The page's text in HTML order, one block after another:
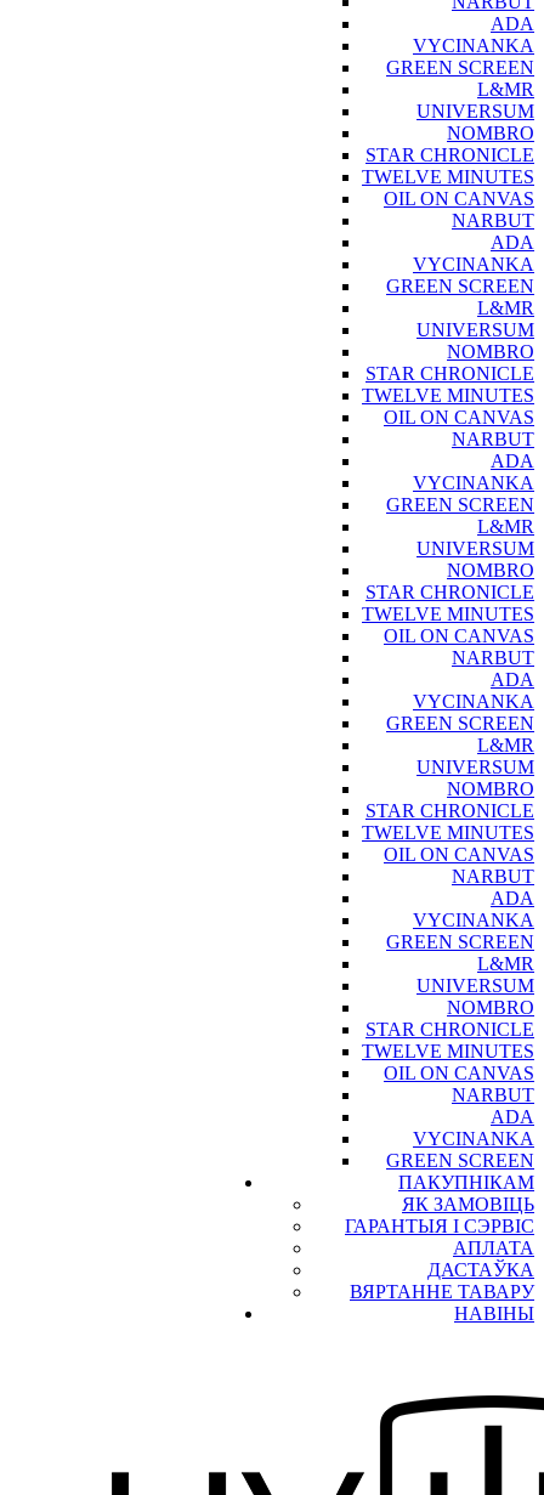
ADA
VYCINANKA
GREEN SCREEN
L&MR
UNIVERSUM
NOMBRO
STAR CHRONICLE
TWELVE MINUTES
OIL ON CANVAS
NARBUT
ADA
VYCINANKA
GREEN SCREEN
L&MR
UNIVERSUM
NOMBRO
STAR CHRONICLE
TWELVE MINUTES
OIL ON CANVAS
NARBUT
ADA
VYCINANKA
GREEN SCREEN
L&MR
UNIVERSUM
NOMBRO
STAR CHRONICLE
TWELVE MINUTES
OIL ON CANVAS
NARBUT
ADA
VYCINANKA
GREEN SCREEN
L&MR
UNIVERSUM
NOMBRO
STAR CHRONICLE
TWELVE MINUTES
OIL ON CANVAS
NARBUT
ADA
VYCINANKA
GREEN SCREEN
L&MR
UNIVERSUM
NOMBRO
STAR CHRONICLE
TWELVE MINUTES
OIL ON CANVAS
NARBUT
ADA
VYCINANKA
GREEN SCREEN
ПАКУПНІКАМ
ЯК ЗАМОВІЦЬ
ГАРАНТЫЯ І СЭРВІС
АПЛАТА
ДАСТАЎКА
ВЯРТАННЕ ТАВАРУ
НАВІНЫ